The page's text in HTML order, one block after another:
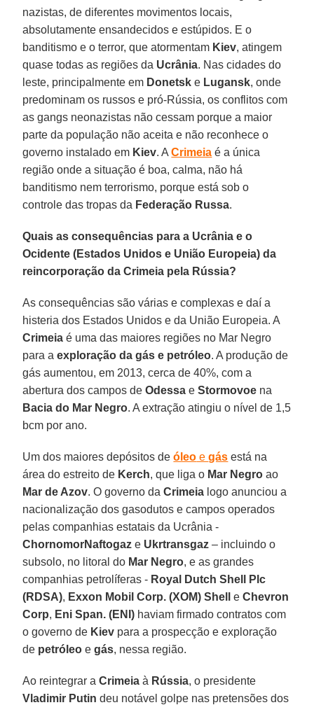
nazistas, de diferentes movimentos locais,
absolutamente ensandecidos e estúpidos. E o
banditismo e o terror, que atormentam Kiev, atingem
quase todas as regiões da Ucrânia. Nas cidades do
leste, principalmente em Donetsk e Lugansk, onde
predominam os russos e pró-Rússia, os conflitos com
as gangs neonazistas não cessam porque a maior
parte da população não aceita e não reconhece o
governo instalado em Kiev. ACrimeia é a única
região onde a situação é boa, calma, não há
banditismo nem terrorismo, porque está sob o
controle das tropas da Federação Russa.
Quais as consequências para a Ucrânia e o
Ocidente (Estados Unidos e União Europeia) da
reincorporação da Crimeia pela Rússia?
As consequências são várias e complexas e daí a
histeria dos Estados Unidos e da União Europeia. A
Crimeia é uma das maiores regiões no Mar Negro
para aexploração da gás e petróleo. A produção de
gás aumentou, em 2013, cerca de 40%, com a
abertura dos campos deOdessa eStormovoe na
Bacia do Mar Negro. A extração atingiu o nível de 1,5
bcm por ano.
Um dos maiores depósitos deóleo egás está na
área do estreito de Kerch, que liga o Mar Negro ao
Mar de Azov. O governo daCrimeia logo anunciou a
nacionalização dos gasodutos e campos operados
pelas companhias estatais da Ucrânia -
ChornomorNaftogaz e Ukrtransgaz – incluindo o
subsolo, no litoral do Mar Negro, e as grandes
companhias petrolíferas - Royal Dutch Shell Plc
(RDSA), Exxon Mobil Corp. (XOM) Shell eChevron
Corp, Eni Span. (ENI) haviam firmado contratos com
o governo de Kiev para a prospecção e exploração
de petróleo egás, nessa região.
Ao reintegrar aCrimeia à Rússia, o presidente
Vladimir Putin deu notável golpe nas pretensões dos